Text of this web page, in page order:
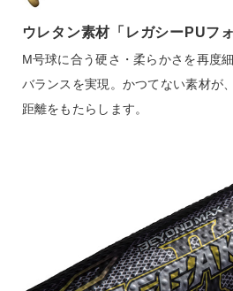
原産国
中国製
質量には公差を設定しております
グリップ
ウレタン素材「レガシーPUフ
M号球に合う硬さ・柔らかさを再度
バランスを実現。かつてない素材が
距離をもたらします。